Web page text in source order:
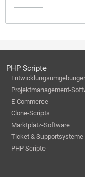
PHP Scripte
Projektmanagement-
E-Commerce
Clone-Scripts
Marktplatz-Software
Ticket & Supportsysteme
PHP Scripte